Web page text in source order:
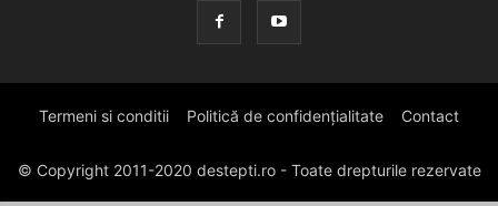
Termeni si conditii Politică de confidențialitate Contact
© Copyright 2011-2020 destepti.ro - Toate drepturile rezervate